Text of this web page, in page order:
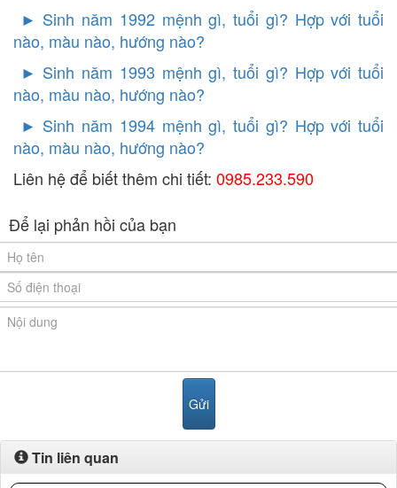
► Sinh năm 1992 mệnh gì, tuổi gì? Hợp với tuổi
nào, màu nào, hướng nào?
► Sinh năm 1993 mệnh gì, tuổi gì? Hợp với tuổi
nào, màu nào, hướng nào?
► Sinh năm 1994 mệnh gì, tuổi gì? Hợp với tuổi
nào, màu nào, hướng nào?
Liên hệ để biết thêm chi tiết: 0985.233.590
Để lại phản hồi của bạn
Tin liên quan